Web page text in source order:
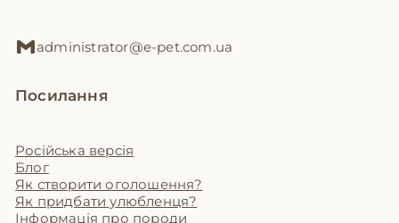
administrator@e-pet.com.ua
Посилання
Російська версія
Блог
Як створити оголошення?
Як придбати улюбленця?
Інформація про породи